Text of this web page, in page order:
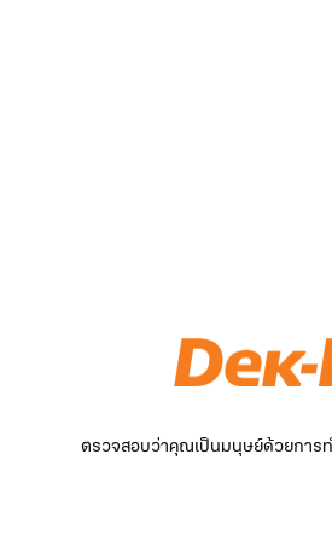
ตรวจสอบว่าคุณเป็นมนุษย์ด้วยการท